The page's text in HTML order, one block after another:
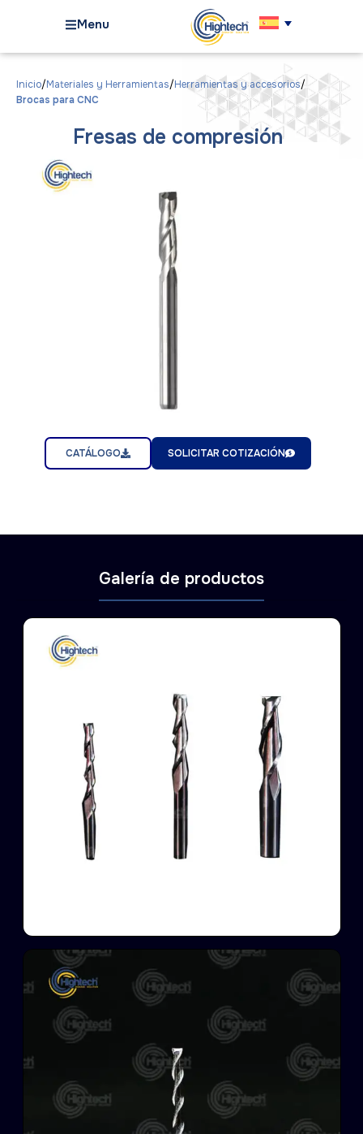
Menu
Inicio Materiales y Herramientas Herramientas y accesorios
Brocas para CNC
Fresas de compresión
CATÁLOGO SOLICITAR COTIZACIÓN
Galería de productos